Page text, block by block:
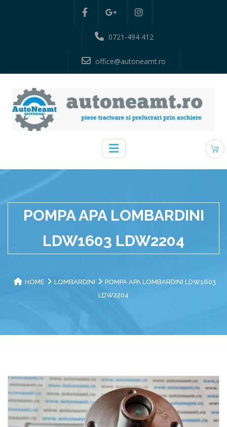
0721-494 412
office@autoneamt.ro
POMPA APA LOMBARDINI
LDW1603 LDW2204
HOME LOMBARDINI
POMPA APA LOMBARDINI LDW1603
LDW2204